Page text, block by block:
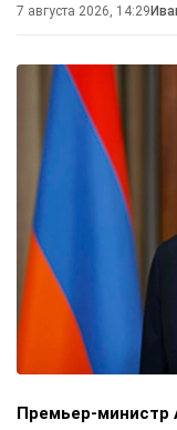
7 августа 2026, 14:29
Премьер-министр